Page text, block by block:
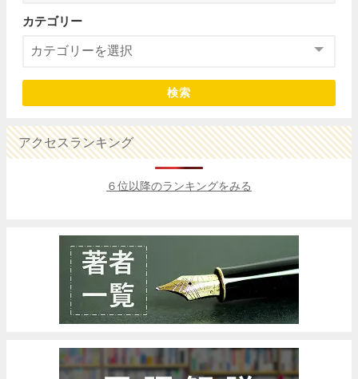
カテゴリー
検索
アクセスランキング
６位以降のランキングをみる